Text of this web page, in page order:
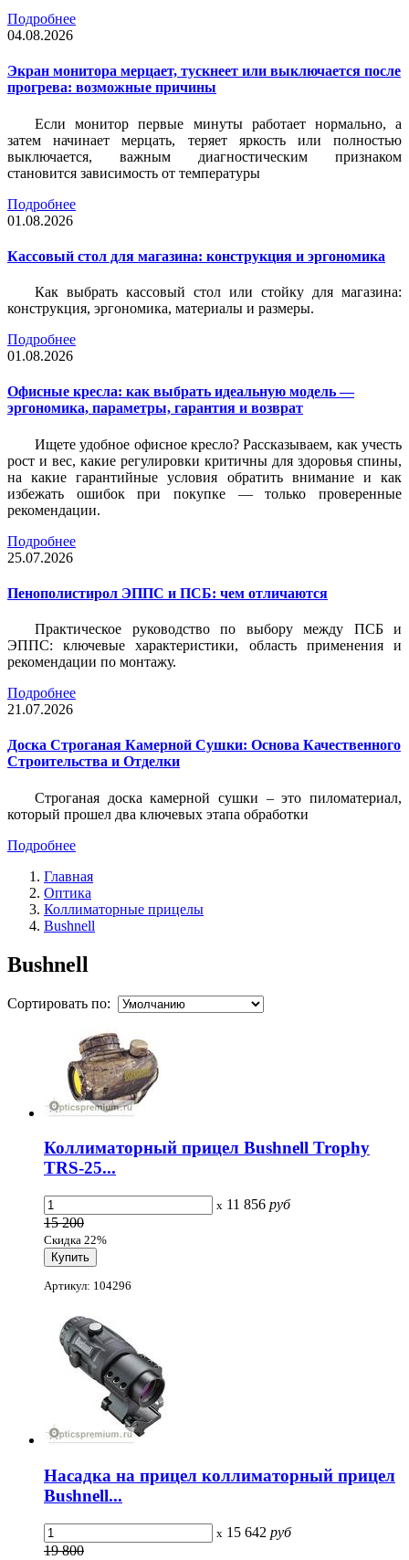
Подробнее
04.08.2026
Экран монитора мерцает, тускнеет или выключается после
прогрева: возможные причины
Если монитор первые минуты работает нормально, а
затем начинает мерцать, теряет яркость или полностью
выключается, важным диагностическим признаком
становится зависимость от температуры
Подробнее
01.08.2026
Кассовый стол для магазина: конструкция и эргономика
Как выбрать кассовый стол или стойку для магазина:
конструкция, эргономика, материалы и размеры.
Подробнее
01.08.2026
Офисные кресла: как выбрать идеальную модель —
эргономика, параметры, гарантия и возврат
Ищете удобное офисное кресло? Рассказываем, как учесть
рост и вес, какие регулировки критичны для здоровья спины,
на какие гарантийные условия обратить внимание и как
избежать ошибок при покупке — только проверенные
рекомендации.
Подробнее
25.07.2026
Пенополистирол ЭППС и ПСБ: чем отличаются
Практическое руководство по выбору между ПСБ и
ЭППС: ключевые характеристики, область применения и
рекомендации по монтажу.
Подробнее
21.07.2026
Доска Строганая Камерной Сушки: Основа Качественного
Строительства и Отделки
Строганая доска камерной сушки – это пиломатериал,
который прошел два ключевых этапа обработки
Подробнее
Главная
Оптика
Коллиматорные прицелы
Bushnell
Bushnell
Сортировать по:
Коллиматорный прицел Bushnell Trophy
TRS-25...
x 11 856 руб
15 200
Скидка 22%
Артикул: 104296
Насадка на прицел коллиматорный прицел
Bushnell...
x 15 642 руб
19 800